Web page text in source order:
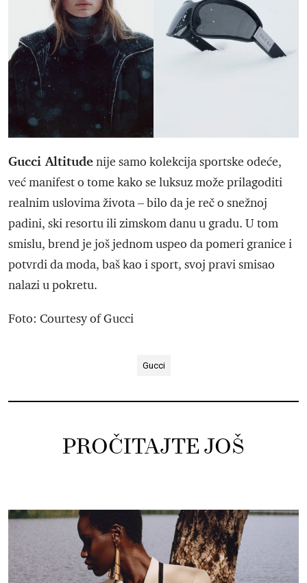
Gucci Altitudenije samo kolekcija sportske odeće,
već manifest o tome kako se luksuz može prilagoditi
realnim uslovima života – bilo da je reč o snežnoj
padini, ski resortu ili zimskom danu u gradu. U tom
smislu, brend je još jednom uspeo da pomeri granice i
potvrdi da moda, baš kao i sport, svoj pravi smisao
nalazi u pokretu.
Foto: Courtesy of Gucci
Gucci
PROČITAJTE JOŠ